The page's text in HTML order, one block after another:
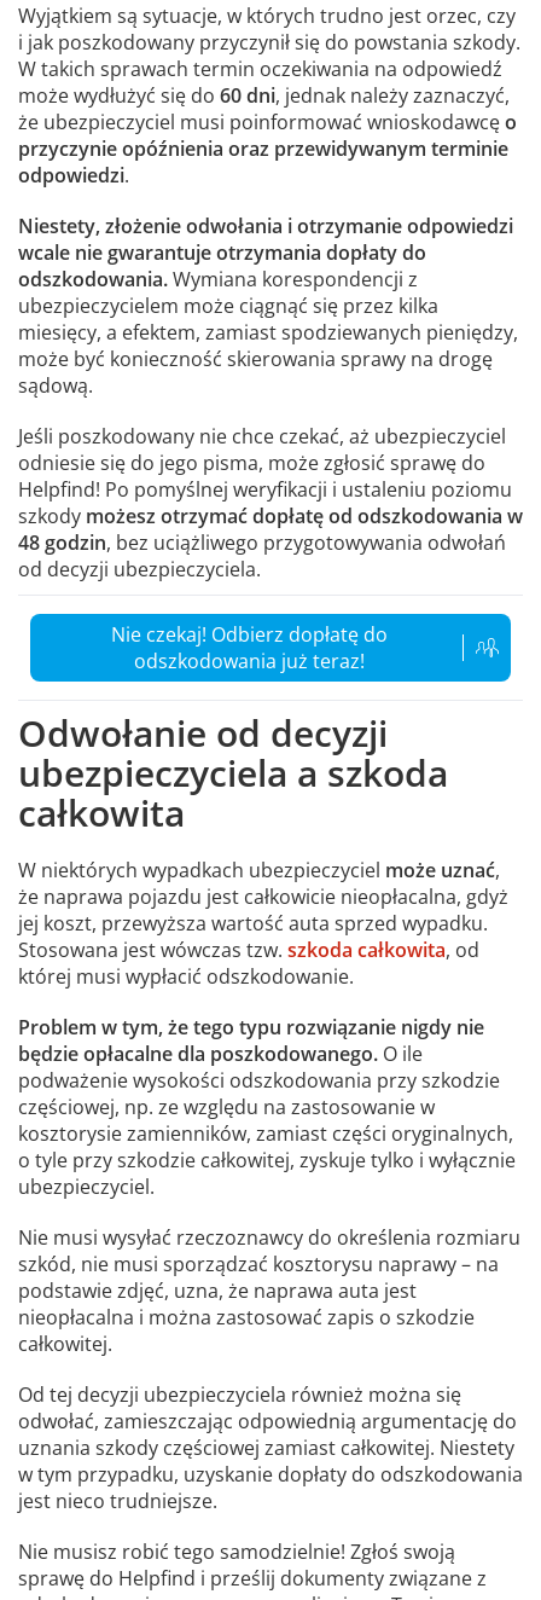
Wyjątkiem są sytuacje, w których trudno jest orzec, czy
i jak poszkodowany przyczynił się do powstania szkody.
W takich sprawach termin oczekiwania na odpowiedź
może wydłużyć się do 60 dni, jednak należy zaznaczyć,
że ubezpieczyciel musi poinformować wnioskodawcęo
przyczynie opóźnienia oraz przewidywanym terminie
odpowiedzi.
Niestety, złożenie odwołania i otrzymanie odpowiedzi
wcale nie gwarantuje otrzymania dopłaty do
odszkodowania.Wymiana korespondencji z
ubezpieczycielem może ciągnąć się przez kilka
miesięcy, a efektem, zamiast spodziewanych pieniędzy,
może być konieczność skierowania sprawy na drogę
sądową.
Jeśli poszkodowany nie chce czekać, aż ubezpieczyciel
odniesie się do jego pisma, może zgłosić sprawę do
Helpfind! Po pomyślnej weryfikacji i ustaleniu poziomu
szkody możesz otrzymać dopłatę od odszkodowania w
48 godzin, bez uciążliwego przygotowywania odwołań
od decyzji ubezpieczyciela.
Nie czekaj! Odbierz dopłatę do
odszkodowania już teraz!
Odwołanie od decyzji
ubezpieczyciela a szkoda
całkowita
W niektórych wypadkach ubezpieczyciel może uznać,
że naprawa pojazdu jest całkowicie nieopłacalna, gdyż
jej koszt, przewyższa wartość auta sprzed wypadku.
Stosowana jest wówczas tzw. szkoda całkowita, od
której musi wypłacić odszkodowanie.
Problem w tym, że tego typu rozwiązanie nigdy nie
będzie opłacalne dla poszkodowanego. O ile
podważenie wysokości odszkodowania przy szkodzie
częściowej, np. ze względu na zastosowanie w
kosztorysie zamienników, zamiast części oryginalnych,
o tyle przy szkodzie całkowitej, zyskuje tylko i wyłącznie
ubezpieczyciel.
Nie musi wysyłać rzeczoznawcy do określenia rozmiaru
szkód, nie musi sporządzać kosztorysu naprawy – na
podstawie zdjęć, uzna, że naprawa auta jest
nieopłacalna i można zastosować zapis o szkodzie
całkowitej.
Od tej decyzji ubezpieczyciela również można się
odwołać, zamieszczając odpowiednią argumentację do
uznania szkody częściowej zamiast całkowitej. Niestety
w tym przypadku, uzyskanie dopłaty do odszkodowania
jest nieco trudniejsze.
Nie musisz robić tego samodzielnie! Zgłoś swoją
sprawę do Helpfind i prześlij dokumenty związane z